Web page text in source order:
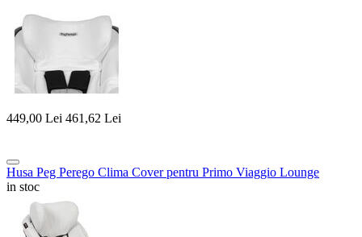
449,00 Lei 461,62 Lei
Husa Peg Perego Clima Cover pentru Primo Viaggio Lounge
in stoc